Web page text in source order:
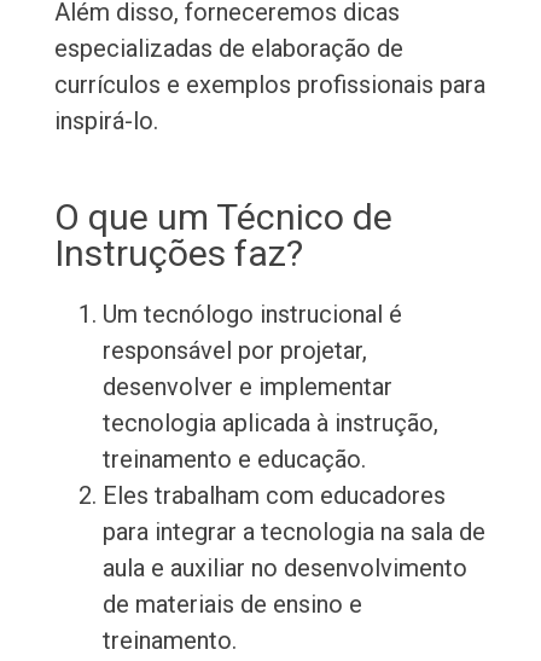
Além disso, forneceremos dicas
especializadas de elaboração de
currículos e exemplos profissionais para
inspirá-lo.
O que um Técnico de
Instruções faz?
Um tecnólogo instrucional é
responsável por projetar,
desenvolver e implementar
tecnologia aplicada à instrução,
treinamento e educação.
Eles trabalham com educadores
para integrar a tecnologia na sala de
aula e auxiliar no desenvolvimento
de materiais de ensino e
treinamento.